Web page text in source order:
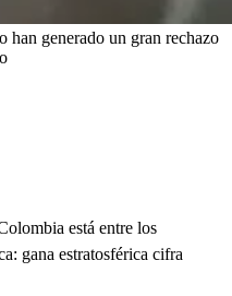
han generado un gran rechazo
está entre los
gana estratosférica cifra